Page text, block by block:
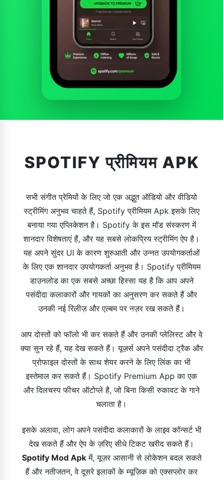
SPOTIFY प्रीमियम APK
सभी संगीत प्रेमियों के लिए जो एक अद्भुत ऑडियो और वीडियो
स्ट्रीमिंग अनुभव चाहते हैं, Spotify प्रीमियम Apk इसके लिए
बनाया गया एप्लिकेशन है। Spotify के इस मॉड संस्करण में
शानदार विशेषताएं हैं, और यह सबसे लोकप्रिय स्ट्रीमिंग ऐप है।
यह अपने सुंदर UI के कारण शुरुआती और उन्नत उपयोगकर्ताओं
के लिए एक शानदार उपयोगकर्ता अनुभव है। Spotify प्रीमियम
डाउनलोड का एक सबसे अच्छा हिस्सा यह है कि आप अपने
पसंदीदा कलाकारों और गायकों का अनुसरण कर सकते हैं और
उनकी नई रिलीज़ और एल्बम पर नज़र रख सकते हैं।
आप दोस्तों को फॉलो भी कर सकते हैं और उनकी प्लेलिस्ट और वे
क्या सुन रहे हैं, यह देख सकते हैं। यूज़र्स अपने पसंदीदा ट्रैक और
प्रोफाइल दोस्तों के साथ शेयर करने के लिए लिंक का भी
इस्तेमाल कर सकते हैं। Spotify Premium App का एक
और दिलचस्प फीचर ऑटोप्ले है, जो बिना किसी रुकावट के गाने
चलाता है।
इसके अलावा, लोग अपने पसंदीदा कलाकारों के लाइव कॉन्सर्ट भी
देख सकते हैं और ऐप के ज़रिए सीधे टिकट खरीद सकते हैं।
Spotify Mod Apkमें, यूज़र आसानी से लोकेशन बदल सकते
हैं और नतीजतन, वे दूसरे इलाकों के म्यूज़िक को एक्सप्लोर कर